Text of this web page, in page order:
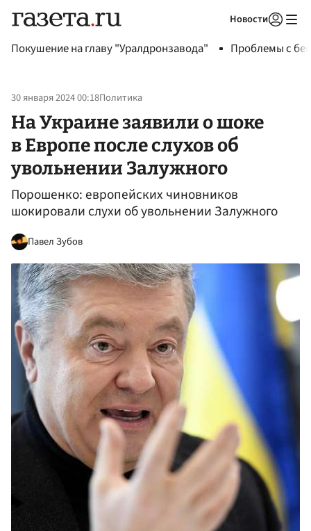
Новости
Покушение на главу "Уралдронзавода" Проблемы с
30 января 2024 00:18Политика
На Украине заявили о шоке
в Европе после слухов об
увольнении Залужного
Порошенко: европейских чиновников
шокировали слухи об увольнении Залужного
Павел Зубов